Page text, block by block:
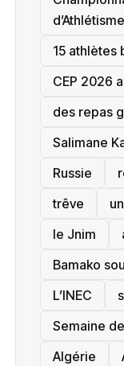
15 athlètes
‎CEP 2026
des repas
Salimane
Russie
trêve
le Jnim
Bamako
L’INEC
Semaine
‎Algérie